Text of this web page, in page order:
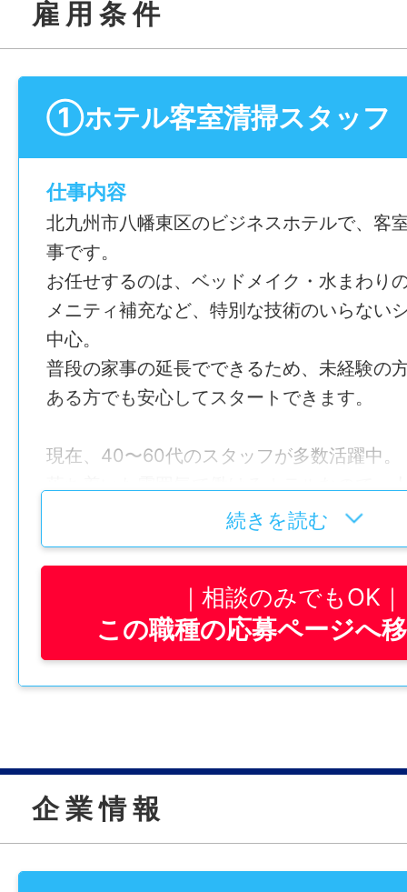
雇 用 条 件
①ホテル客室清掃スタッフ
仕事内容
北九州市⼋幡東区のビジネスホテルで、客
事です。
お任せするのは、ベッドメイク・⽔まわり
メニティ補充など、特別な技術のいらない
中⼼。
普段の家事の延⻑でできるため、未経験の
ある⽅でも安⼼してスタートできます。
現在、40〜60代のスタッフが多数活躍中。
落ち着いた雰囲気で働けるホテルなので、
れすることも少なく、黙々と作業したい⽅
環境です。
——————
・ベッドメイク
・バスルーム、洗⾯台などの⽔まわり清掃
・客室内の掃除機がけ
最初は先輩スタッフが丁寧にサポートしま
慣れてきたら、⾃分のペースで落ち着いて
続きを読む
相談のみでもOK
この職種の応募ページへ
企 業 情 報